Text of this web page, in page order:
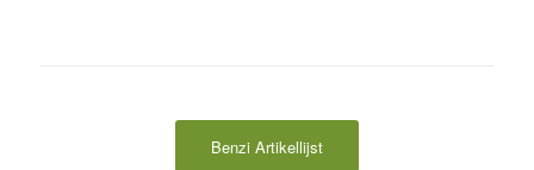
Benzi Artikellijst